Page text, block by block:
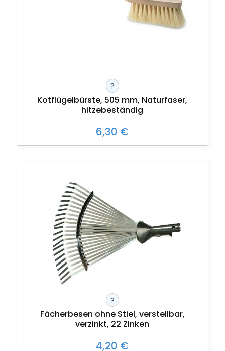
?
Kotflügelbürste, 505 mm, Naturfaser,
hitzebeständig
6,30 €
?
Fächerbesen ohne Stiel, verstellbar,
verzinkt, 22 Zinken
4,20 €